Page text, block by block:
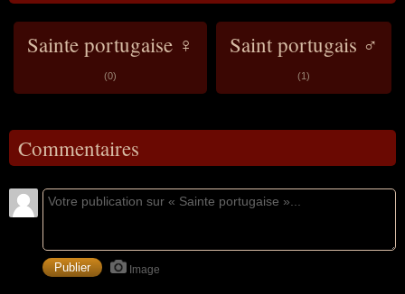
Sainte portugaise ♀
(0)
Saint portugais ♂
(1)
Commentaires
Image